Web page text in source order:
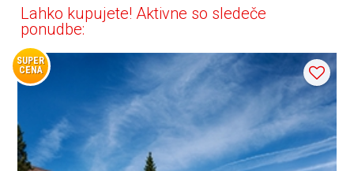
Lahko kupujete! Aktivne so sledeče
ponudbe:
SUPER
CENA